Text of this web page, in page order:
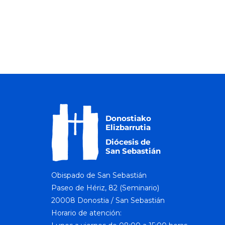
Obispado de San Sebastián
Paseo de Hériz, 82 (Seminario)
20008 Donostia / San Sebastián
Horario de atención: